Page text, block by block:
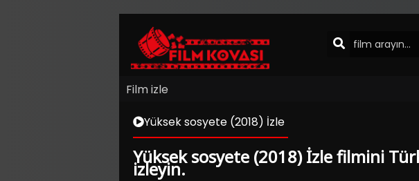
Film izle
Yüksek sosyete (2018) İzle
Yüksek sosyete (2018) İzle filmini
izleyin.